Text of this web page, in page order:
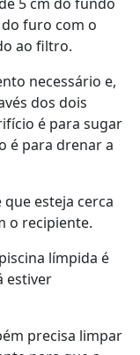
furo com o
ao filtro.
necessário e,
dos dois
é para sugar
é para drenar a
esteja cerca
o recipiente.
límpida é
estiver
precisa limpar